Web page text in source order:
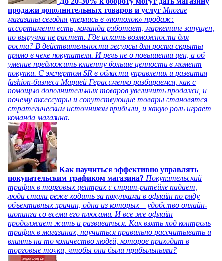
продажи дополнительных товаров и услуг Многие
магазины сегодня уперлись в «потолок» продаж:
ассортимент есть, команда работает, маркетинг запущен,
но выручка не растет. Где искать возможности для
роста? В действительности ресурсы для роста скрыты
прямо в чеке покупателя. И речь не о повышении цен, а об
умение предложить клиенту больше ценности в момент
покупки. С экспертом SR в области управления и развития
fashion-бизнеса Марией Герасименко разбираемся, как с
помощью дополнительных товаров увеличить продажи, и
почему аксессуары и сопутствующие товары становятся
стратегическим источником прибыли, и какую роль играет
команда магазина.
Как научиться эффективно управлять
покупательским трафиком магазина? Покупательский
трафик в торговых центрах и стрит-ритейле падает,
люди стали реже ходить за покупками в офлайн по ряду
объективных причин, одна из которых – удобство онлайн-
шопинга со всеми его плюсами. И все же офлайн
продолжает жить и развиваться. Как взять под контроль
трафик в магазинах, научиться правильно рассчитывать и
влиять на то количество людей, которое приходит в
торговые точки, чтобы они были прибыльными?